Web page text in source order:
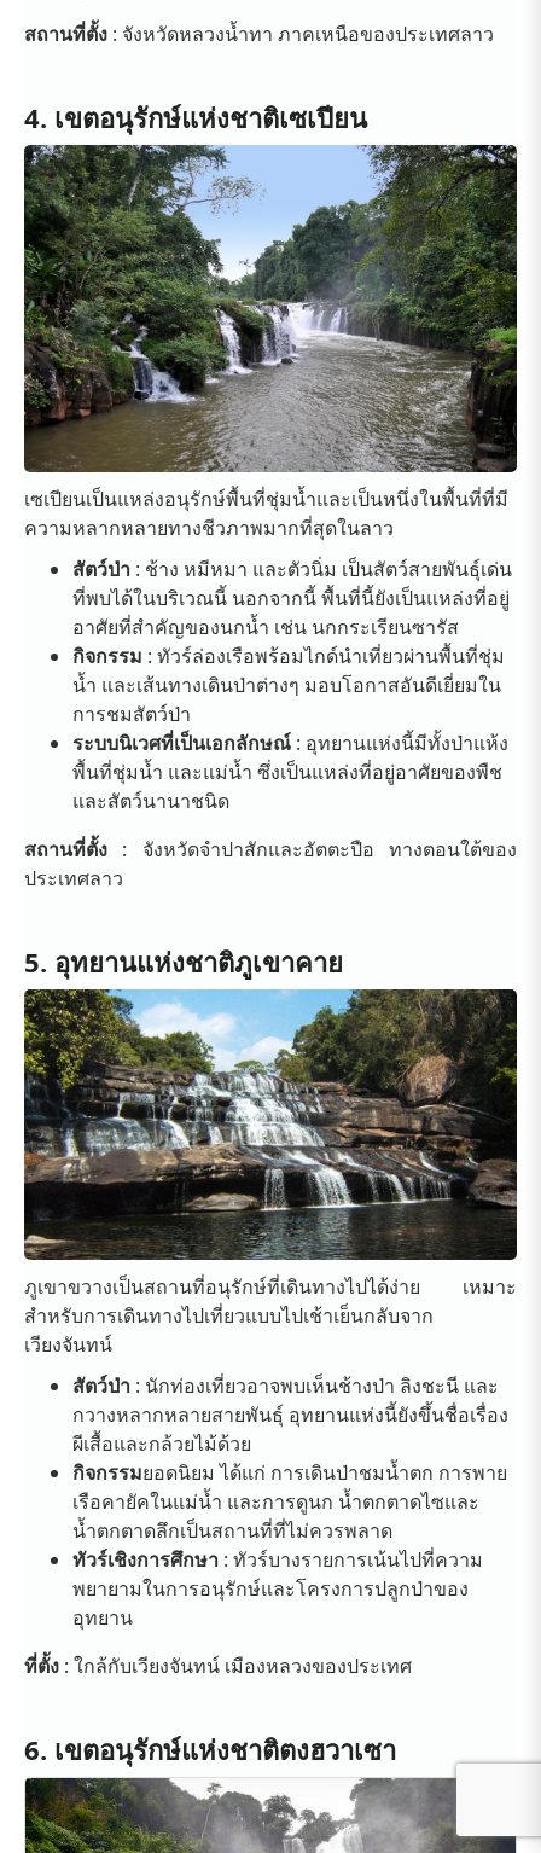
สถานที่ตั้ง : จังหวัดหลวงน้ำทา ภาคเหนือของประเทศลาว
4. เขตอนุรักษ์แห่งชาติเซเปียน
เซเปียนเป็นแหล่งอนุรักษ์พื้นที่ชุ่มน้ำและเป็นหนึ่งในพื้นที่ที่มี
ความหลากหลายทางชีวภาพมากที่สุดในลาว
สัตว์ป่า : ช้าง หมีหมา และตัวนิ่ม เป็นสัตว์สายพันธุ์เด่น
ที่พบได้ในบริเวณนี้ นอกจากนี้ พื้นที่นี้ยังเป็นแหล่งที่อยู่
อาศัยที่สำคัญของนกน้ำ เช่น นกกระเรียนซารัส
กิจกรรม : ทัวร์ล่องเรือพร้อมไกด์นำเที่ยวผ่านพื้นที่ชุ่ม
น้ำ และเส้นทางเดินป่าต่างๆ มอบโอกาสอันดีเยี่ยมใน
การชมสัตว์ป่า
ระบบนิเวศที่เป็นเอกลักษณ์ : อุทยานแห่งนี้มีทั้งป่าแห้ง
พื้นที่ชุ่มน้ำ และแม่น้ำ ซึ่งเป็นแหล่งที่อยู่อาศัยของพืช
และสัตว์นานาชนิด
สถานที่ตั้ง : จังหวัดจำปาสักและอัตตะปือ ทางตอนใต้ของ
ประเทศลาว
5. อุทยานแห่งชาติภูเขาคาย
ภูเขาขวางเป็นสถานที่อนุรักษ์ที่เดินทางไปได้ง่าย เหมาะ
สำหรับการเดินทางไปเที่ยวแบบไปเช้าเย็นกลับจาก
เวียงจันทน์
สัตว์ป่า : นักท่องเที่ยวอาจพบเห็นช้างป่า ลิงชะนี และ
กวางหลากหลายสายพันธุ์ อุทยานแห่งนี้ยังขึ้นชื่อเรื่อง
ผีเสื้อและกล้วยไม้ด้วย
กิจกรรมยอดนิยม ได้แก่ การเดินป่าชมน้ำตก การพาย
เรือคายัคในแม่น้ำ และการดูนก น้ำตกตาดไซและ
น้ำตกตาดลึกเป็นสถานที่ที่ไม่ควรพลาด
ทัวร์เชิงการศึกษา : ทัวร์บางรายการเน้นไปที่ความ
พยายามในการอนุรักษ์และโครงการปลูกป่าของ
อุทยาน
ที่ตั้ง : ใกล้กับเวียงจันทน์ เมืองหลวงของประเทศ
6. เขตอนุรักษ์แห่งชาติตงฮวาเซา